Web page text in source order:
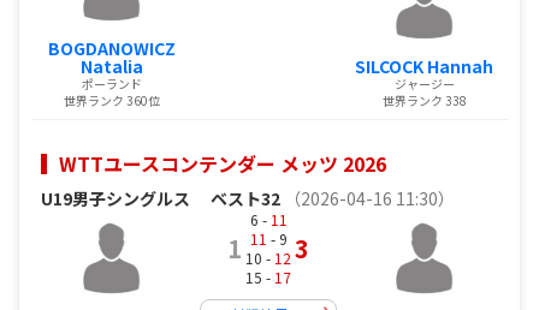
BOGDANOWICZ
Natalia
ポーランド
世界ランク 360位
SILCOCK Hannah
ジャージー
世界ランク 338
WTTユースコンテンダー メッツ 2026
U19男子シングルス ベスト32 （2026-04-16 11:30）
1
6 - 11
11 - 9
10 - 12
15 - 17
3